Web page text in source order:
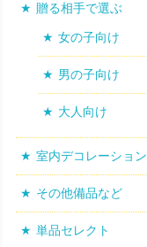
贈る相手で選ぶ
女の子向け
男の子向け
大人向け
室内デコレーション
その他備品など
単品セレクト